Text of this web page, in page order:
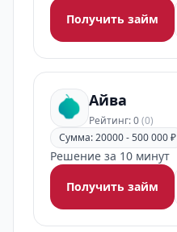
Получить займ
Айва
Рейтинг: 0(0)
Сумма: 20000 - 500 000 ₽
Решение за 10 минут
Получить займ